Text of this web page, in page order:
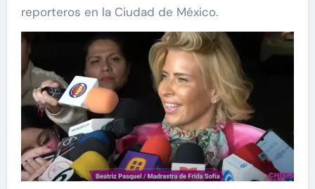
reporteros en la Ciudad de México.